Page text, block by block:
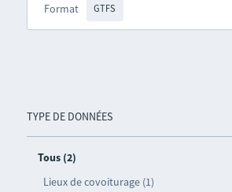
TYPE DE DONNÉES
Tous (2)
Lieux de covoiturage (1)
Format GTFS